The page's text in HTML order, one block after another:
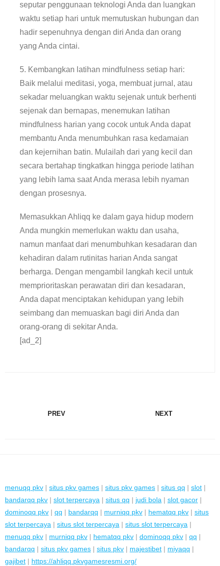
seputar penggunaan teknologi Anda dan luangkan
waktu setiap hari untuk memutuskan hubungan dan
hadir sepenuhnya dengan diri Anda dan orang
yang Anda cintai.
5. Kembangkan latihan mindfulness setiap hari:
Baik melalui meditasi, yoga, membuat jurnal, atau
sekadar meluangkan waktu sejenak untuk berhenti
sejenak dan bernapas, menemukan latihan
mindfulness harian yang cocok untuk Anda dapat
membantu Anda menumbuhkan rasa kedamaian
dan kejernihan batin. Mulailah dari yang kecil dan
secara bertahap tingkatkan hingga periode latihan
yang lebih lama saat Anda merasa lebih nyaman
dengan prosesnya.
Memasukkan Ahliqq ke dalam gaya hidup modern
Anda mungkin memerlukan waktu dan usaha,
namun manfaat dari menumbuhkan kesadaran dan
kehadiran dalam rutinitas harian Anda sangat
berharga. Dengan mengambil langkah kecil untuk
memprioritaskan perawatan diri dan kesadaran,
Anda dapat menciptakan kehidupan yang lebih
seimbang dan memuaskan bagi diri Anda dan
orang-orang di sekitar Anda.
[ad_2]
PREV NEXT
menuqq pkv | situs pkv games | situs pkv games | situs qq | slot |
bandarqq pkv | slot terpercaya | situs qq | judi bola | slot gacor |
dominoqq pkv | qq | bandarqq | murniqq pkv | hematqq pkv | situs
slot terpercaya | situs slot terpercaya | situs slot terpercaya |
menuqq pkv | murniqq pkv | hematqq pkv | dominoqq pkv | qq |
bandarqq | situs pkv games | situs pkv | majestibet | miyaqq |
gajibet | https://ahliqq.pkvgamesresmi.org/